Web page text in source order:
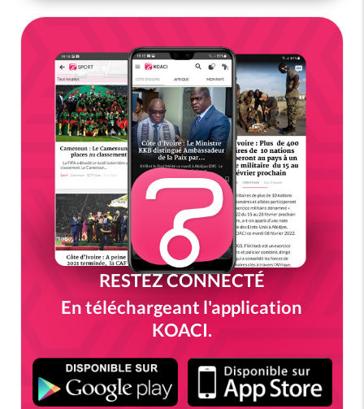
RESTEZ CONNECTÉ
En téléchargeant l'application
KOACI.